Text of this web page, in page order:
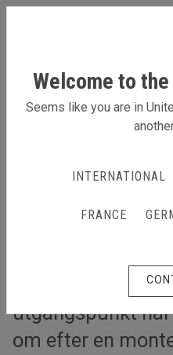
Ett återanvändbart
Ett
bättre. Det var
utgångspunkt
om efter en
Welcome to
Seems like you are in
INTERNATIONAL
FRANCE